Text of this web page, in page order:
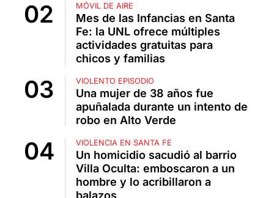
MÓVIL DE AIRE
Mes de las Infancias en Santa
Fe: la UNL ofrece múltiples
actividades gratuitas para
chicos y familias
VIOLENTO EPISODIO
Una mujer de 38 años fue
apuñalada durante un intento de
robo en Alto Verde
VIOLENCIA EN SANTA FE
Un homicidio sacudió al barrio
Villa Oculta: emboscaron a un
hombre y lo acribillaron a
balazos